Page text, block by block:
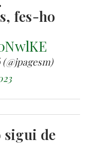
fes-ho
sigui de